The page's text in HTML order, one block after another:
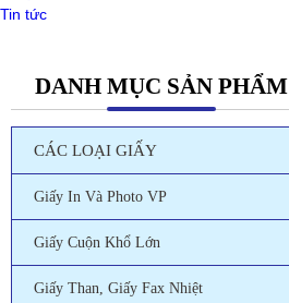
Tin tức
DANH MỤC SẢN PHẨM
CÁC LOẠI GIẤY
Giấy In Và Photo VP
Giấy Cuộn Khổ Lớn
Giấy Than, Giấy Fax Nhiệt